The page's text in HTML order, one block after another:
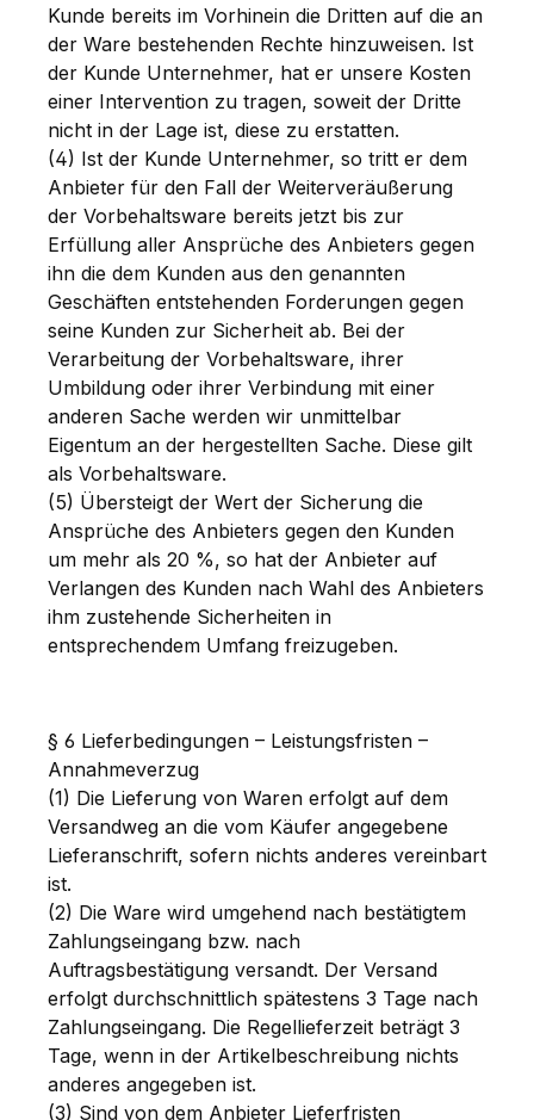
Kunde bereits im Vorhinein die Dritten auf die an
der Ware bestehenden Rechte hinzuweisen. Ist
der Kunde Unternehmer, hat er unsere Kosten
einer Intervention zu tragen, soweit der Dritte
nicht in der Lage ist, diese zu erstatten.
(4) Ist der Kunde Unternehmer, so tritt er dem
Anbieter für den Fall der Weiterveräußerung
der Vorbehaltsware bereits jetzt bis zur
Erfüllung aller Ansprüche des Anbieters gegen
ihn die dem Kunden aus den genannten
Geschäften entstehenden Forderungen gegen
seine Kunden zur Sicherheit ab. Bei der
Verarbeitung der Vorbehaltsware, ihrer
Umbildung oder ihrer Verbindung mit einer
anderen Sache werden wir unmittelbar
Eigentum an der hergestellten Sache. Diese gilt
als Vorbehaltsware.
(5) Übersteigt der Wert der Sicherung die
Ansprüche des Anbieters gegen den Kunden
um mehr als 20 %, so hat der Anbieter auf
Verlangen des Kunden nach Wahl des Anbieters
ihm zustehende Sicherheiten in
entsprechendem Umfang freizugeben.
§ 6 Lieferbedingungen – Leistungsfristen –
Annahmeverzug
(1) Die Lieferung von Waren erfolgt auf dem
Versandweg an die vom Käufer angegebene
Lieferanschrift, sofern nichts anderes vereinbart
ist.
(2) Die Ware wird umgehend nach bestätigtem
Zahlungseingang bzw. nach
Auftragsbestätigung versandt. Der Versand
erfolgt durchschnittlich spätestens 3 Tage nach
Zahlungseingang. Die Regellieferzeit beträgt 3
Tage, wenn in der Artikelbeschreibung nichts
anderes angegeben ist.
(3) Sind von dem Anbieter Lieferfristen